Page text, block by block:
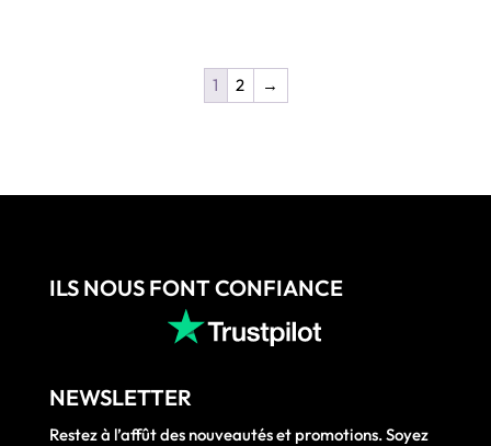
35,00 €.
1 2 →
ILS NOUS FONT CONFIANCE
NEWSLETTER
Restez à l’affût des nouveautés et promotions. Soyez